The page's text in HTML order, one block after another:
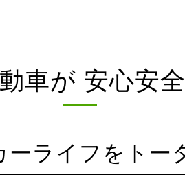
車が 安心安
ーライフをトー